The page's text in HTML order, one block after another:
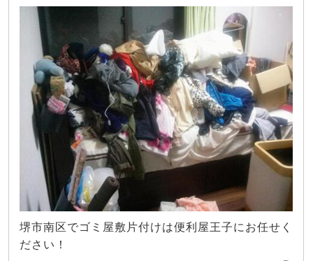
堺市南区でゴミ屋敷片付けは便利屋王子にお任せく
ださい！